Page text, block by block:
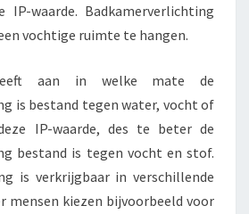
waarde. Badkamerverlichting
vochtige ruimte te hangen.
aan in welke mate de
is bestand tegen water, vocht of
IP-waarde, des te beter de
bestand is tegen vocht en stof.
is verkrijgbaar in verschillende
mensen kiezen bijvoorbeeld voor